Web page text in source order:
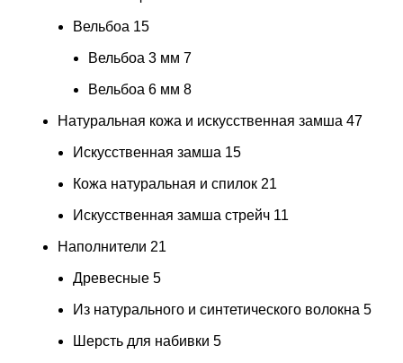
Вельбоа 15
Вельбоа 3 мм 7
Вельбоа 6 мм 8
Натуральная кожа и искусственная замша 47
Искусственная замша 15
Кожа натуральная и спилок 21
Искусственная замша стрейч 11
Наполнители 21
Древесные 5
Из натурального и синтетического волокна 5
Шерсть для набивки 5